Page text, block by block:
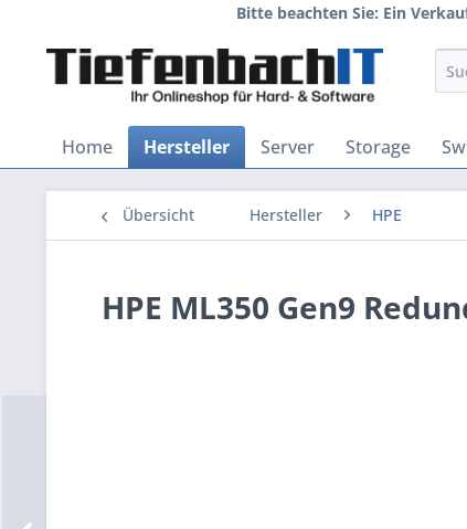
Bitte beachten Sie: Ein
Home Hersteller Server Storage
Übersicht Hersteller HPE
HPE ML350 Gen9